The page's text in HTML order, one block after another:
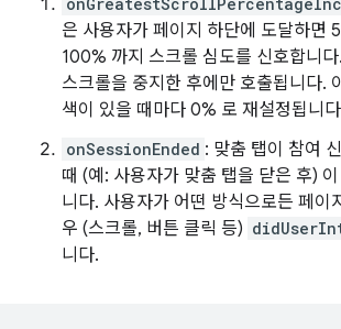
은 사용자가 페이지 하단에 도달하면
100% 까지 스크롤 심도를 신호합니
스크롤을 중지한 후에만 호출됩니다.
색이 있을 때마다 0% 로 재설정됩니
onSessionEnded : 맞춤 탭이 참여
때 (예: 사용자가 맞춤 탭을 닫은 후)
니다. 사용자가 어떤 방식으로든 페이
우 (스크롤, 버튼 클릭 등)
니다.